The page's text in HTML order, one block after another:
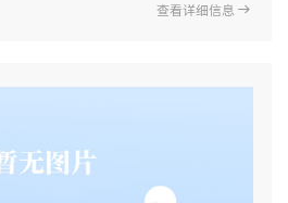
查看详细信息